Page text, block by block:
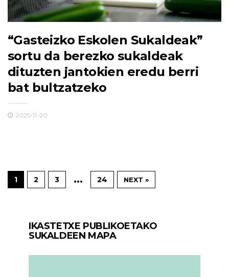
“Gasteizko Eskolen Sukaldeak”
sortu da berezko sukaldeak
dituzten jantokien eredu berri
bat bultzatzeko
2025-11-20
1 2 3 … 24 NEXT »
IKASTETXE PUBLIKOETAKO
SUKALDEEN MAPA